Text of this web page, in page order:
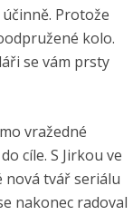
Protože
kolo.
se vám prsty
vražedné
cíle. S Jirkou ve
nová tvář seriálu
nakonec radoval